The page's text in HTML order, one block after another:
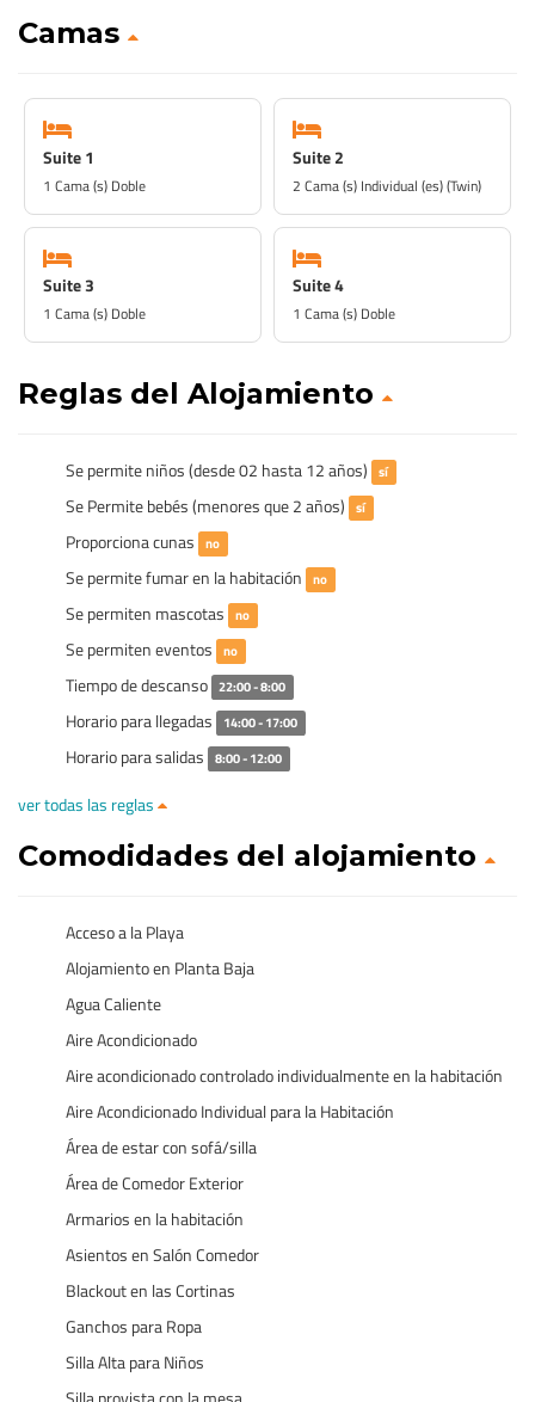
Camas
Suite 1
1 Cama (s) Doble
Suite 2
2 Cama (s) Individual (es) (Twin)
Suite 3
1 Cama (s) Doble
Suite 4
1 Cama (s) Doble
Reglas del Alojamiento
Se permite niños (desde 02 hasta 12 años) sí
Se Permite bebés (menores que 2 años) sí
Proporciona cunas no
Se permite fumar en la habitación no
Se permiten mascotas no
Se permiten eventos no
Tiempo de descanso 22:00 - 8:00
Horario para llegadas 14:00 - 17:00
Horario para salidas 8:00 - 12:00
ver todas las reglas
Comodidades del alojamiento
Acceso a la Playa
Alojamiento en Planta Baja
Agua Caliente
Aire Acondicionado
Aire acondicionado controlado individualmente en la habitación
Aire Acondicionado Individual para la Habitación
Área de estar con sofá/silla
Área de Comedor Exterior
Armarios en la habitación
Asientos en Salón Comedor
Blackout en las Cortinas
Ganchos para Ropa
Silla Alta para Niños